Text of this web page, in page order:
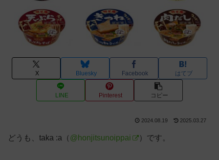
X Bluesky Facebook はてブ
LINE Pinterest コピー
2024.08.19 2025.03.27
どうも、taka :a（ @honjitsunoippai ）です。